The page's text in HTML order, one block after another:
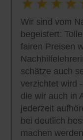
Wir sind vom
begeistert:
fairen Preisen
schätze auch
verzichtet wird
die wir auch in
jederzeit
bei deutlich
machen